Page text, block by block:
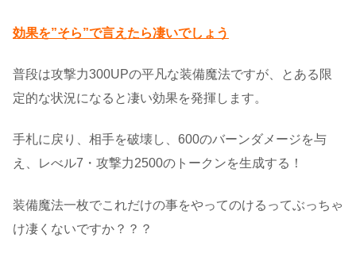
効果を”そら”で言えたら凄いでしょう
普段は攻撃力300UPの平凡な装備魔法ですが、とある限
定的な状況になると凄い効果を発揮します。
手札に戻り、相手を破壊し、600のバーンダメージを与
え、レべル7・攻撃力2500のトークンを生成する！
装備魔法一枚でこれだけの事をやってのけるってぶっちゃ
け凄くないですか？？？